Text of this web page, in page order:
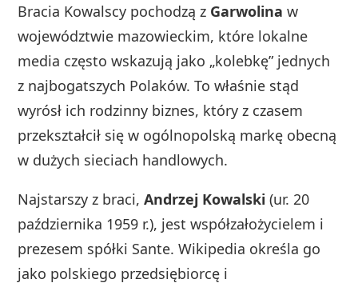
Bracia Kowalscy pochodzą z Garwolina w
województwie mazowieckim, które lokalne
media często wskazują jako „kolebkę” jednych
z najbogatszych Polaków. To właśnie stąd
wyrósł ich rodzinny biznes, który z czasem
przekształcił się w ogólnopolską markę obecną
w dużych sieciach handlowych.
Najstarszy z braci,Andrzej Kowalski (ur. 20
października 1959 r.), jest współzałożycielem i
prezesem spółki Sante. Wikipedia określa go
jako polskiego przedsiębiorcę i